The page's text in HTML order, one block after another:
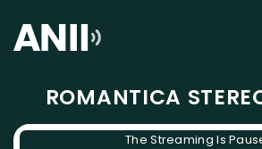
ROMANTICA
The Streaming Is